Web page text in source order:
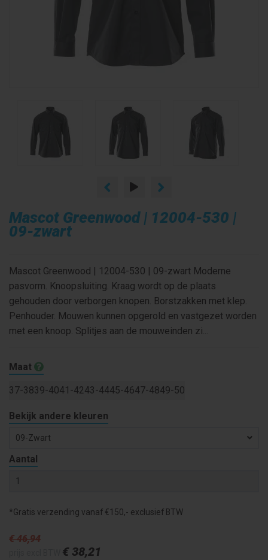
Mascot Greenwood | 12004-530 |
09-zwart
Mascot Greenwood | 12004-530 | 09-zwart Moderne
pasvorm. Knoopsluiting. Kraag wordt op de plaats
gehouden door verborgen knopen. Borstzakken met klep.
Penhouder. Mouwen kunnen opgerold en vastgezet worden
met een knoop. Splitjes aan de mouweinden zi...
Maat
37-3839-4041-4243-4445-4647-4849-50
Bekijk andere kleuren
09-Zwart
Aantal
*Gratis verzending vanaf €150,- exclusief BTW
€ 46,94
€ 38,21